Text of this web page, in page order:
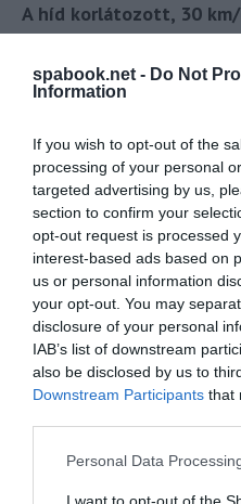
spabook.net - Do Not
Information
If you wish to opt-out of the
processing of your personal
targeted advertising by us,
section to confirm your
opt-out request is processed
interest-based ads based on
us or personal information
your opt-out. You may
disclosure of your personal
IAB’s list of downstream
also be disclosed by us to
Downstream Participants that
Please note that this
Personal Data
A híd korlátozott, 30
ha az egyik pillér/támfal
A Chenab
hogy képes
266 km/h
Richter-
erősségű
erejű